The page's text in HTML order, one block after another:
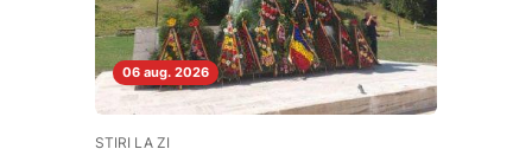
06 aug. 2026
STIRI LA ZI